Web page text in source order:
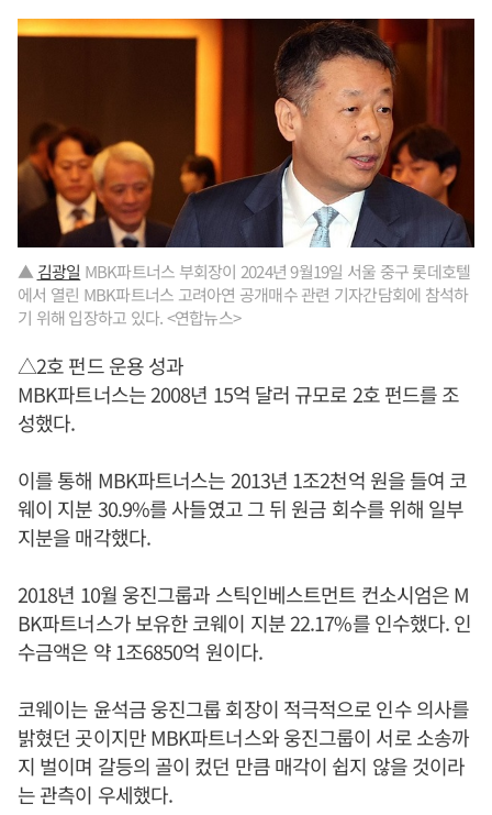
▲ 김광일 MBK파트너스 부회장이 2024년 9월19일 서울 중구 롯데호텔
에서 열린 MBK파트너스 고려아연 공개매수 관련 기자간담회에 참석하
기 위해 입장하고 있다. <연합뉴스>
△2호 펀드 운용 성과
MBK파트너스는 2008년 15억 달러 규모로 2호 펀드를 조
성했다.
이를 통해 MBK파트너스는 2013년 1조2천억 원을 들여 코
웨이 지분 30.9%를 사들였고 그 뒤 원금 회수를 위해 일부
지분을 매각했다.
2018년 10월 웅진그룹과 스틱인베스트먼트 컨소시엄은 M
BK파트너스가 보유한 코웨이 지분 22.17%를 인수했다. 인
수금액은 약 1조6850억 원이다.
코웨이는 윤석금 웅진그룹 회장이 적극적으로 인수 의사를
밝혔던 곳이지만 MBK파트너스와 웅진그룹이 서로 소송까
지 벌이며 갈등의 골이 컸던 만큼 매각이 쉽지 않을 것이라
는 관측이 우세했다.